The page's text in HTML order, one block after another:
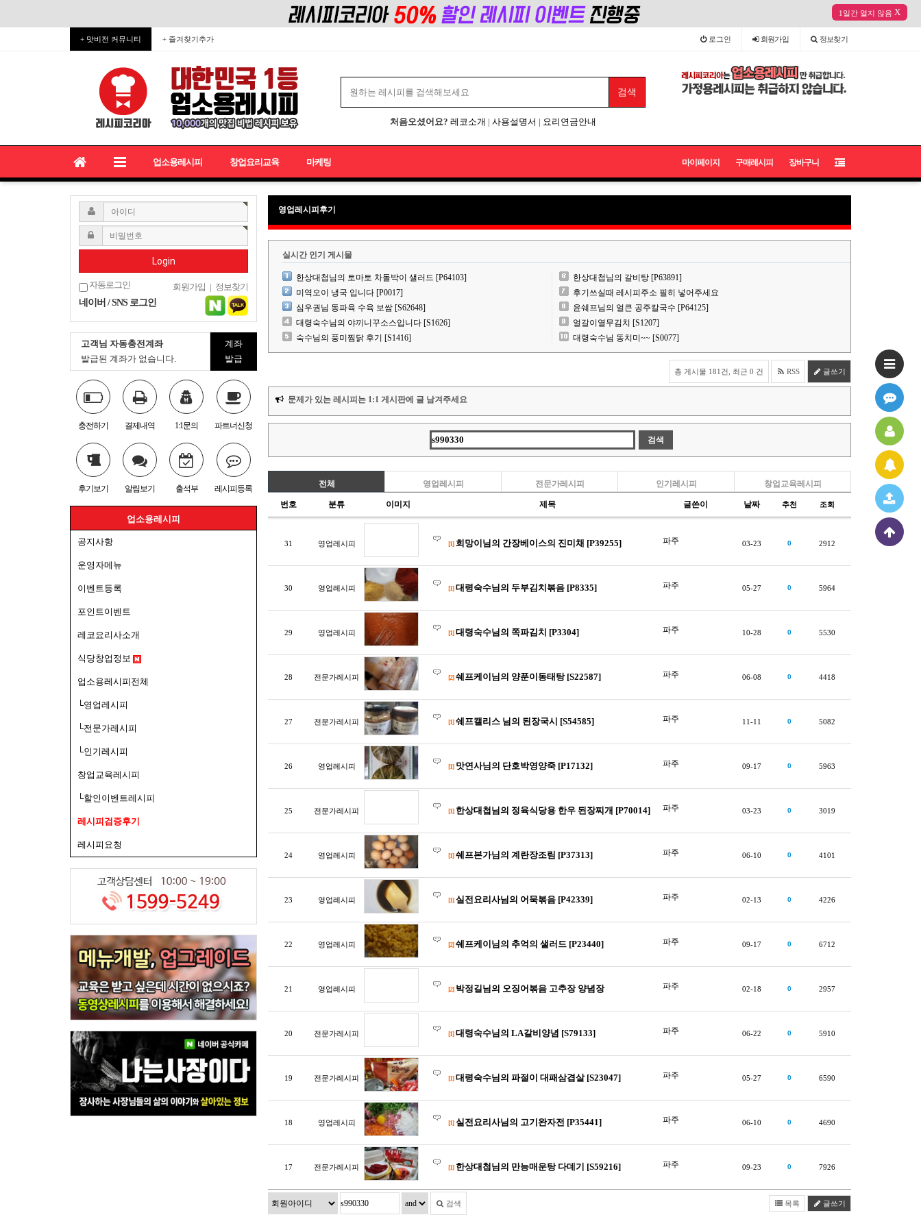
1일간 열지 않음 X
+ 맛비전 커뮤니티 + 즐겨찾기추가 로그인 회원가입 정보찾기
처음오셨어요? 레코소개 | 사용설명서 | 요리연금안내
마이페이지 구매레시피 장바구니
업소용레시피 창업요리교육 마케팅
Login
자동로그인 회원가입 | 정보찾기
네이버 / SNS 로그인
고객님 자동충전계좌
발급된 계좌가 없습니다.
계좌
발급
충전하기 결제내역 1:1문의 파트너신청
후기보기 알림보기 출석부 레시피등록
업소용레시피
공지사항
운영자메뉴
이벤트등록
포인트이벤트
레코요리사소개
식당창업정보
업소용레시피전체
└영업레시피
└전문가레시피
└인기레시피
창업교육레시피
└할인이벤트레시피
레시피검증후기
레시피요청
영업레시피후기
실시간 인기 게시물
한상대첩님의 토마토 차돌박이 샐러드 [P64103]
미역오이 냉국 입니다 [P0017]
심우권님 동파육 수육 보쌈 [S62648]
대령숙수님의 야끼니꾸소스입니다 [S1626]
숙수님의 풍미찜닭 후기 [S1416]
한상대첩님의 갈비탕 [P63891]
후기쓰실때 레시피주소 필히 넣어주세요
윤쉐프님의 얼큰 공주칼국수 [P64125]
얼갈이열무김치 [S1207]
대령숙수님 동치미~~ [S0077]
총 게시물 181건, 최근 0 건 RSS 글쓰기
문제가 있는 레시피는 1:1 게시판에 글 남겨주세요
전체 영업레시피 전문가레시피 인기레시피 창업교육레시피
번호 분류 이미지 제목 글쓴이 날짜 추천 조회
31 영업레시피 [1] 희망이님의 간장베이스의 진미채 [P39255] 파주 03-23 0 2912
30 영업레시피 [1] 대령숙수님의 두부김치볶음 [P8335] 파주 05-27 0 5964
29 영업레시피 [1] 대령숙수님의 쪽파김치 [P3304] 파주 10-28 0 5530
28 전문가레시피 [2] 쉐프케이님의 양푼이동태탕 [S22587] 파주 06-08 0 4418
27 전문가레시피 [1] 쉐프캘리스 님의 된장국시 [S54585] 파주 11-11 0 5082
26 영업레시피 [1] 맛연사님의 단호박영양죽 [P17132] 파주 09-17 0 5963
25 전문가레시피 [1] 한상대첩님의 정육식당용 한우 된장찌개 [P70014] 파주 03-23 0 3019
24 영업레시피 [1] 쉐프본가님의 계란장조림 [P37313] 파주 06-10 0 4101
23 영업레시피 [1] 실전요리사님의 어묵볶음 [P42339] 파주 02-13 0 4226
22 영업레시피 [2] 쉐프케이님의 추억의 샐러드 [P23440] 파주 09-17 0 6712
21 영업레시피 [2] 박정길님의 오징어볶음 고추장 양념장 파주 02-18 0 2957
20 전문가레시피 [1] 대령숙수님의 LA갈비양념 [S79133] 파주 06-22 0 5910
19 전문가레시피 [1] 대령숙수님의 파절이 대패삼겹살 [S23047] 파주 05-27 0 6590
18 영업레시피 [1] 실전요리사님의 고기완자전 [P35441] 파주 06-10 0 4690
17 전문가레시피 [1] 한상대첩님의 만능매운탕 다데기 [S59216] 파주 09-23 0 7926
검색 목록 글쓰기